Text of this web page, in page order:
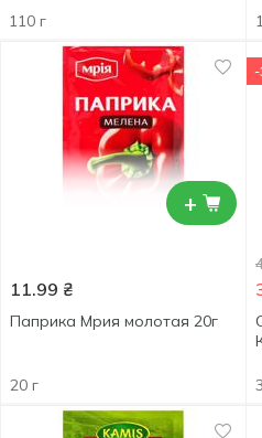
110 г
+
11.99 ₴
Паприка Мрия молотая 20г
20 г
-